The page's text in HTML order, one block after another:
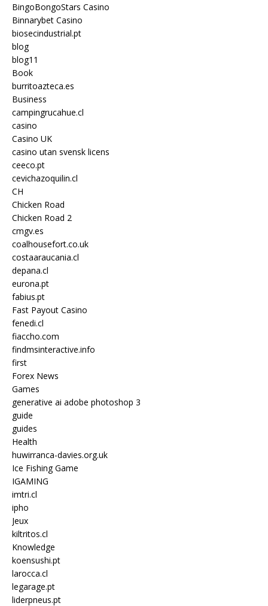
BingoBongoStars Casino
Binnarybet Casino
biosecindustrial.pt
blog
blog11
Book
burritoazteca.es
Business
campingrucahue.cl
casino
Casino UK
casino utan svensk licens
ceeco.pt
cevichazoquilin.cl
CH
Chicken Road
Chicken Road 2
cmgv.es
coalhousefort.co.uk
costaaraucania.cl
depana.cl
eurona.pt
fabius.pt
Fast Payout Casino
fenedi.cl
fiaccho.com
findmsinteractive.info
first
Forex News
Games
generative ai adobe photoshop 3
guide
guides
Health
huwirranca-davies.org.uk
Ice Fishing Game
IGAMING
imtri.cl
ipho
Jeux
kiltritos.cl
Knowledge
koensushi.pt
larocca.cl
legarage.pt
liderpneus.pt